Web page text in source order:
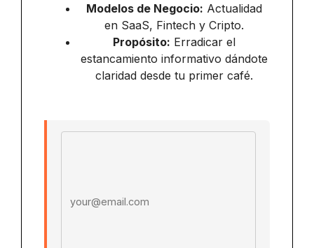
Modelos de Negocio: Actualidad
en SaaS, Fintech y Cripto.
Propósito: Erradicar el
estancamiento informativo dándote
claridad desde tu primer café.